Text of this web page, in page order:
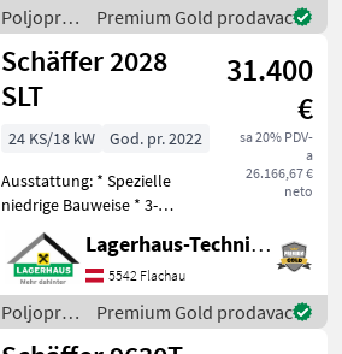
kotači dostupni su u
Poljoprivredni
motorni
strojevi /
Aebi
Premium Gold prodavac
Schäffer 2028
SLT
31.400
€
sa 20% PDV-
a
26.166,67 €
neto
24 KS/18 kW
God. pr. 2022
Ausstattung: * Spezielle
niedrige Bauweise * 3-
Zylinder-Dieselmotor
Kubota D1105 18, 5 kW (25
PS) * Hydrostatischer
Allradantrieb mit
automotiver Steuerung *
Be
Lagerhaus-Technik Flachau
5542 Flachau
Poljoprivredni
motorni
Premium Gold prodavac